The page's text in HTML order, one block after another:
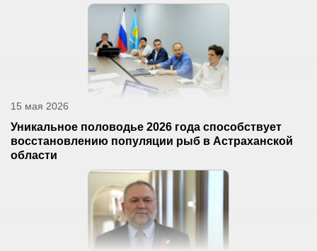
15 мая 2026
Уникальное половодье 2026 года способствует
восстановлению популяции рыб в Астраханской
области